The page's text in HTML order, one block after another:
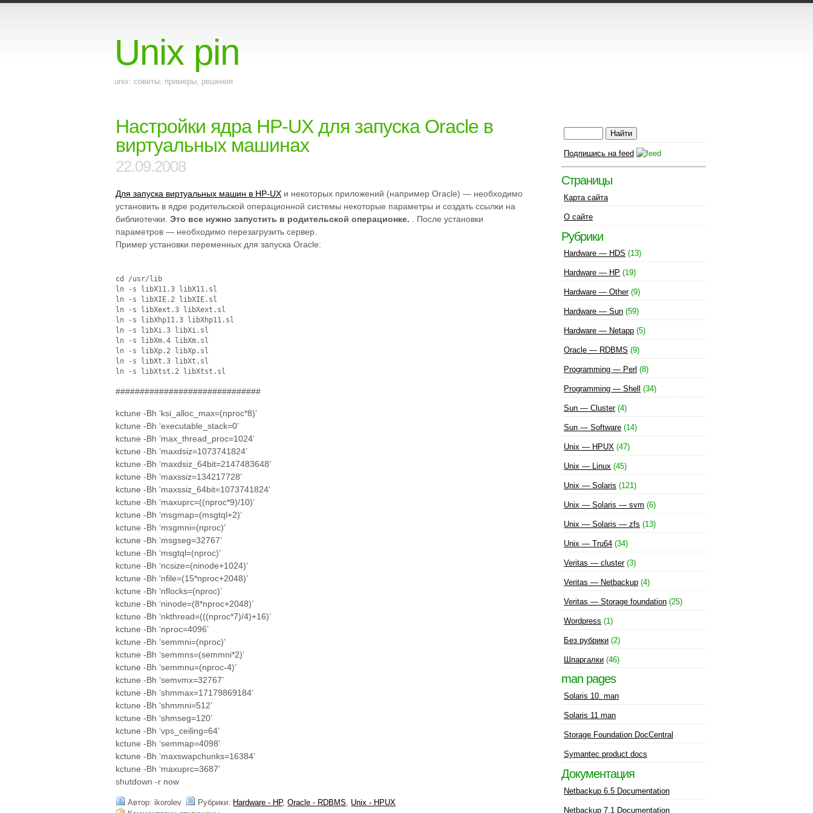
Unix pin
unix: советы, примеры, решения
Настройки ядра HP-UX для запуска Oracle в
виртуальных машинах
22.09.2008
Для запуска виртуальных машин в HP-UX и некоторых приложений (например Oracle) — необходимо
установить в ядре родительской операционной системы некоторые параметры и создать ссылки на
библиотечки. Это все нужно запустить в родительской операционке.
. После установки
параметров — необходимо перезагрузить сервер.
Пример установки переменных для запуска Oracle:
cd /usr/lib
ln -s libX11.3 libX11.sl
ln -s libXIE.2 libXIE.sl
ln -s libXext.3 libXext.sl
ln -s libXhp11.3 libXhp11.sl
ln -s libXi.3 libXi.sl
ln -s libXm.4 libXm.sl
ln -s libXp.2 libXp.sl
ln -s libXt.3 libXt.sl
ln -s libXtst.2 libXtst.sl
##############################
kctune -Bh ‘ksi_alloc_max=(nproc*8)’
kctune -Bh ‘executable_stack=0’
kctune -Bh ‘max_thread_proc=1024’
kctune -Bh ‘maxdsiz=1073741824’
kctune -Bh ‘maxdsiz_64bit=2147483648’
kctune -Bh ‘maxssiz=134217728’
kctune -Bh ‘maxssiz_64bit=1073741824’
kctune -Bh ‘maxuprc=((nproc*9)/10)’
kctune -Bh ‘msgmap=(msgtql+2)’
kctune -Bh ‘msgmni=(nproc)’
kctune -Bh ‘msgseg=32767’
kctune -Bh ‘msgtql=(nproc)’
kctune -Bh ‘ncsize=(ninode+1024)’
kctune -Bh ‘nfile=(15*nproc+2048)’
kctune -Bh ‘nflocks=(nproc)’
kctune -Bh ‘ninode=(8*nproc+2048)’
kctune -Bh ‘nkthread=(((nproc*7)/4)+16)’
kctune -Bh ‘nproc=4096’
kctune -Bh ‘semmni=(nproc)’
kctune -Bh ‘semmns=(semmni*2)’
kctune -Bh ‘semmnu=(nproc-4)’
kctune -Bh ‘semvmx=32767’
kctune -Bh ‘shmmax=17179869184’
kctune -Bh ‘shmmni=512’
kctune -Bh ‘shmseg=120’
kctune -Bh ‘vps_ceiling=64’
kctune -Bh ‘semmap=4098’
kctune -Bh ‘maxswapchunks=16384’
kctune -Bh ‘maxuprc=3687’
shutdown -r now
Автор: ikorolev Рубрики: Hardware - HP,Oracle - RDBMS, Unix - HPUX
Подпишись на feed
Страницы
Карта сайта
О сайте
Рубрики
Hardware — HDS (13)
Hardware — HP (19)
Hardware — Other(9)
Hardware — Sun (59)
Hardware — Netapp (5)
Oracle — RDBMS (9)
Programming — Perl (8)
Programming — Shell (34)
Sun — Cluster(4)
Sun — Software (14)
Unix — HPUX (47)
Unix — Linux (45)
Unix — Solaris (121)
Unix — Solaris — svm (6)
Unix — Solaris — zfs (13)
Unix — Tru64 (34)
Veritas — cluster(3)
Veritas — Netbackup (4)
Veritas — Storage foundation (25)
Wordpress (1)
Без рубрики (2)
Шпаргалки (46)
man pages
Solaris 10. man
Solaris 11 man
Storage Foundation DocCentral
Symantec product docs
Документация
Netbackup 6.5 Documentation
Netbackup 7.1 Documentation